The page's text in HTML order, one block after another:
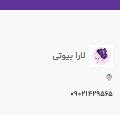
لارا بیوتی
09021429565